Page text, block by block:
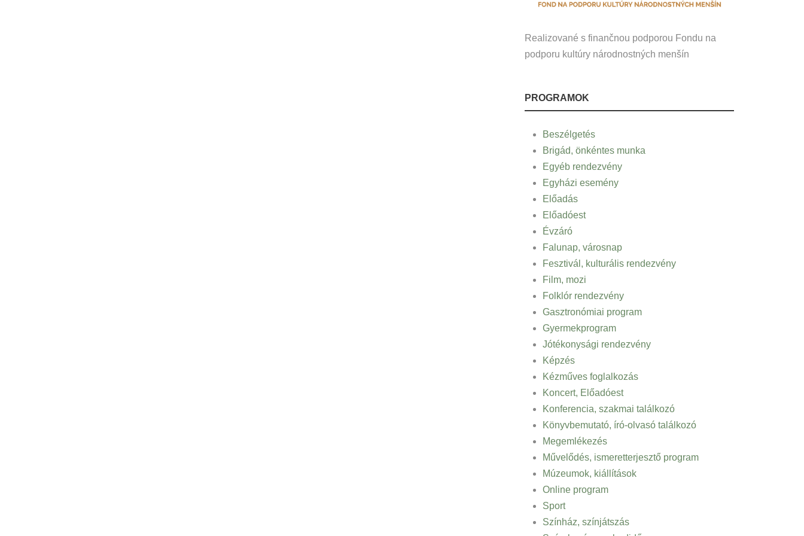
Realizované s finančnou podporou Fondu na
podporu kultúry národnostných menšín
PROGRAMOK
Beszélgetés
Brigád, önkéntes munka
Egyéb rendezvény
Egyházi esemény
Előadás
Előadóest
Évzáró
Falunap, városnap
Fesztivál, kulturális rendezvény
Film, mozi
Folklór rendezvény
Gasztronómiai program
Gyermekprogram
Jótékonysági rendezvény
Képzés
Kézműves foglalkozás
Koncert, Előadóest
Konferencia, szakmai találkozó
Könyvbemutató, író-olvasó találkozó
Megemlékezés
Művelődés, ismeretterjesztő program
Múzeumok, kiállítások
Online program
Sport
Színház, színjátszás